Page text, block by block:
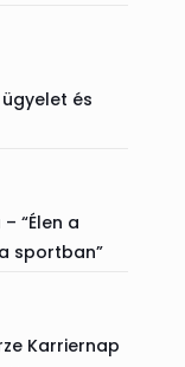
és
“Élen a
sportban”
Karriernap